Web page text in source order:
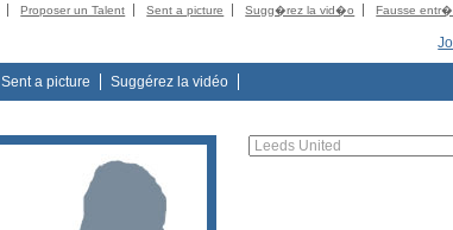
Proposer un Talent Sent a picture Sugg�rez la vid�o
Fausse
Sent a picture Suggérez la vidéo